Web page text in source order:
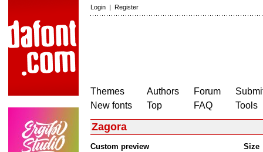
Login | Register
Themes
New fonts
Authors
Top
Forum
FAQ
Tools
Zagora
Custom preview Size